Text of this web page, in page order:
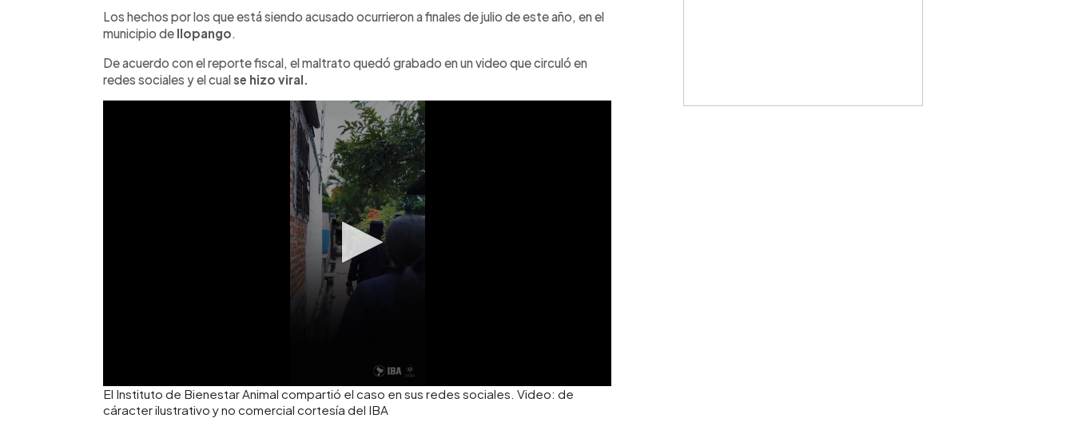
Los hechos por los que está siendo acusado ocurrieron a finales de julio de este año, en el
municipio de Ilopango
De acuerdo con el reporte fiscal, el maltrato quedó grabado en un video que circuló en
redes sociales y el cualse hizo viral.
El Instituto de Bienestar Animal compartió el caso en sus redes sociales. Video: de
cáracter ilustrativo y no comercial cortesía del IBA